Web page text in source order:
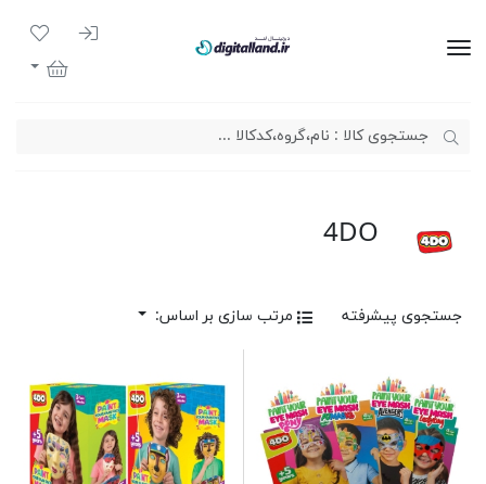
ورود به
لیست
سبد خرید
4DO
جستجوی پیشرفته مرتب سازی بر اساس: